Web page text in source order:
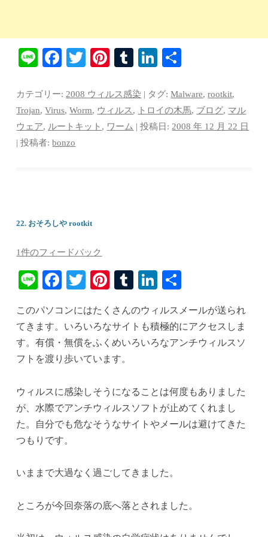
Li
Fa
bo
ok
T
tte
r
Pi
er
es
t
T
m
bl
r
Li
ed
In
カテゴリー:2008 ウィルス感染 | タグ:Malware,rootkit,
Trojan,Virus,Worm, ウィルス, トロイの木馬, ブログ, マル
ウェア, ルートキット , ワーム | 投稿日:2008 年 12 月 22 日
|投稿者:bonzo
22. おそろしや rootkit
1件のフィードバック
Li
Fa
bo
ok
T
tte
r
Pi
er
es
t
T
m
bl
Li
ed
In
このパソコンにはたくさんのウィルスメールが送られ
てきます。いろいろなサイトも積極的にアクセスしま
す。有償・無償をふくめいろいろなアンチウィルスソ
フトを渡り歩いています。
ウィルスに感染しそうになることは何度もありました
が、水際でアンチウィルスソフトが止めてくれまし
た。自分でも危なそうなサイトやメールは避けてきた
つもりです。
いままで大過なく過ごしてきました。
ところが今回奈落の底へ落とされました。